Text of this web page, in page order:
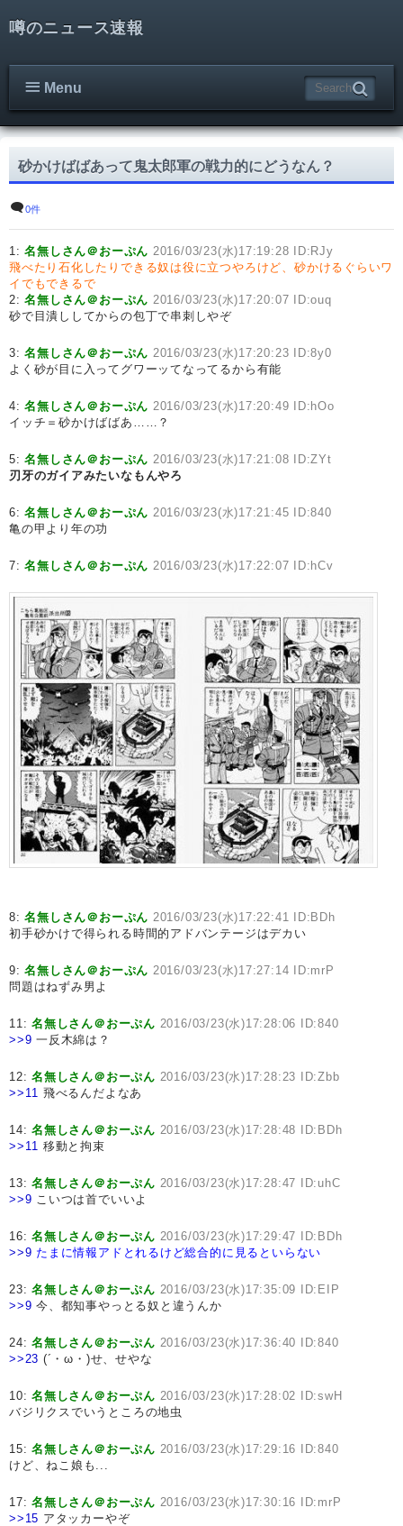
噂のニュース速報
Menu
砂かけばばあって鬼太郎軍の戦力的にどうなん？
0件
1:名無しさん＠おーぷん 2016/03/23(水)17:19:28 ID:RJy
飛べたり石化したりできる奴は役に立つやろけど、砂かけるぐらいワ
イでもできるで
2:名無しさん＠おーぷん 2016/03/23(水)17:20:07 ID:ouq
砂で目潰ししてからの包丁で串刺しやぞ
3:名無しさん＠おーぷん 2016/03/23(水)17:20:23 ID:8y0
よく砂が目に入ってグワーッてなってるから有能
4:名無しさん＠おーぷん 2016/03/23(水)17:20:49 ID:hOo
イッチ＝砂かけばばあ……？
5:名無しさん＠おーぷん 2016/03/23(水)17:21:08 ID:ZYt
刃牙のガイアみたいなもんやろ
6:名無しさん＠おーぷん 2016/03/23(水)17:21:45 ID:840
亀の甲より年の功
7:名無しさん＠おーぷん 2016/03/23(水)17:22:07 ID:hCv
8:名無しさん＠おーぷん 2016/03/23(水)17:22:41 ID:BDh
初手砂かけで得られる時間的アドバンテージはデカい
9:名無しさん＠おーぷん 2016/03/23(水)17:27:14 ID:mrP
問題はねずみ男よ
11:名無しさん＠おーぷん 2016/03/23(水)17:28:06 ID:840
>>9 一反木綿は？
12:名無しさん＠おーぷん 2016/03/23(水)17:28:23 ID:Zbb
>>11 飛べるんだよなあ
14:名無しさん＠おーぷん 2016/03/23(水)17:28:48 ID:BDh
>>11 移動と拘束
13:名無しさん＠おーぷん 2016/03/23(水)17:28:47 ID:uhC
>>9 こいつは首でいいよ
16:名無しさん＠おーぷん 2016/03/23(水)17:29:47 ID:BDh
>>9 たまに情報アドとれるけど総合的に見るといらない
23:名無しさん＠おーぷん 2016/03/23(水)17:35:09 ID:EIP
>>9 今、都知事やっとる奴と違うんか
24:名無しさん＠おーぷん 2016/03/23(水)17:36:40 ID:840
>>23 (´・ω・)せ、せやな
10:名無しさん＠おーぷん 2016/03/23(水)17:28:02 ID:swH
バジリクスでいうところの地虫
15:名無しさん＠おーぷん 2016/03/23(水)17:29:16 ID:840
けど、ねこ娘も...
17:名無しさん＠おーぷん 2016/03/23(水)17:30:16 ID:mrP
>>15 アタッカーやぞ